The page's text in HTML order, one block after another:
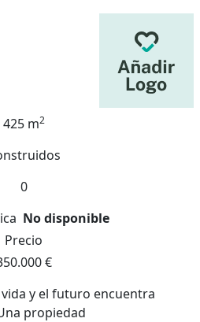
425 m2
0
No disponible
Precio
€
y el futuro encuentra
propiedad